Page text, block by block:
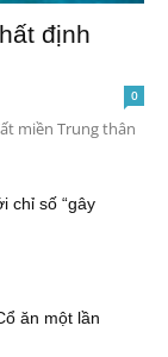
định
0
miền Trung thân
chỉ số “gây
ăn một lần